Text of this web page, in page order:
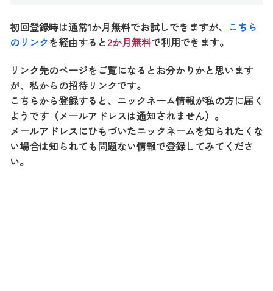
初回登録時は通常1か月無料でお試しできますが、 こちら
のリンクを経由すると2か月無料で利用できます。
リンク先のページをご覧になるとお分かりかと思います
が、私からの招待リンクです。
こちらから登録すると、ニックネーム情報が私の方に届く
ようです（メールアドレスは通知されません）。
メールアドレスにひもづいたニックネームを知られたくな
い場合は知られても問題ない情報で登録してみてくださ
い。